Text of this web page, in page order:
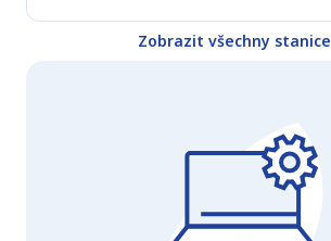
Zobrazit všechny stanice